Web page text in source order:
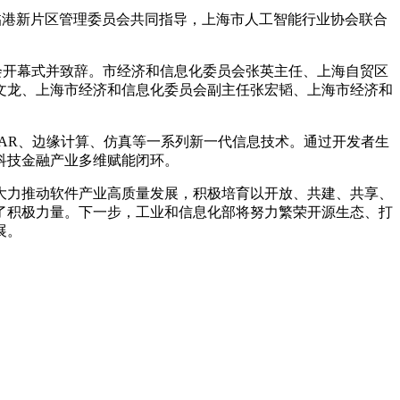
片区管理委员会共同指导，上海市人工智能行业协会联合
幕式并致辞。市经济和信息化委员会张英主任、上海自贸区
、上海市经济和信息化委员会副主任张宏韬、上海市经济和
边缘计算、仿真等一系列新一代信息技术。通过开发者生
金融产业多维赋能闭环。
动软件产业高质量发展，积极培育以开放、共建、共享、
极力量。下一步，工业和信息化部将努力繁荣开源生态、打